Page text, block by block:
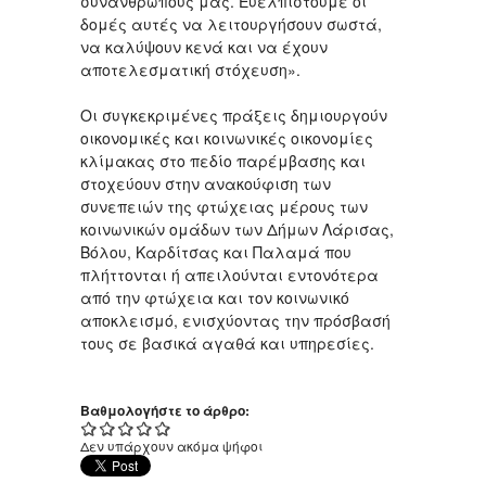
δομές αυτές να λειτουργήσουν σωστά,
να καλύψουν κενά και να έχουν
αποτελεσματική στόχευση».
Οι συγκεκριμένες πράξεις δημιουργούν
οικονομικές και κοινωνικές οικονομίες
κλίμακας στο πεδίο παρέμβασης και
στοχεύουν στην ανακούφιση των
συνεπειών της φτώχειας μέρους των
κοινωνικών ομάδων των Δήμων Λάρισας,
Βόλου, Καρδίτσας και Παλαμά που
πλήττονται ή απειλούνται εντονότερα
από την φτώχεια και τον κοινωνικό
αποκλεισμό, ενισχύοντας την πρόσβασή
τους σε βασικά αγαθά και υπηρεσίες.
Βαθμολογήστε το άρθρο:
Δεν υπάρχουν ακόμα ψήφοι